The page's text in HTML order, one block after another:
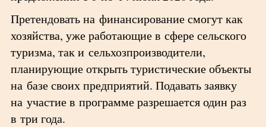
Претендовать на финансирование смогут как
хозяйства, уже работающие в сфере сельского
туризма, так и сельхозпроизводители,
планирующие открыть туристические объекты
на базе своих предприятий. Подавать заявку
на участие в программе разрешается один раз
в три года.